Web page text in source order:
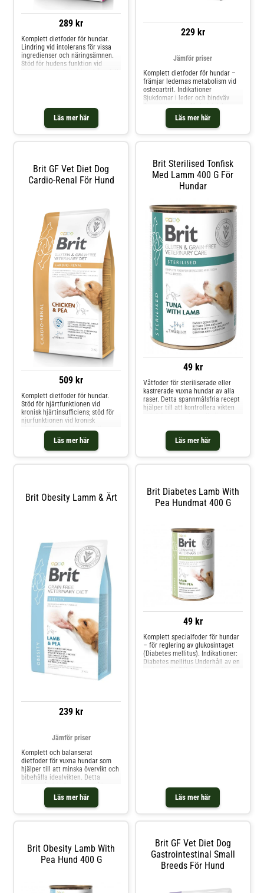
289 kr
Läs mer här
Komplett dietfoder för hundar.
Lindring vid intolerans för vissa
ingredienser och näringsämnen.
Stöd för hudens funktion vid
%), kokosol
229 kr
Läs mer här
Jämför priser
Komplett dietfoder för hundar –
främjar ledernas metabolism vid
osteoartrit. Indikationer
Sjukdomar i leder och bindväv
Genetiskt anlag för ledsjukdomar
Övervikt/fetma Postortopedisk
konvalescens Användning: INITIAL
UTFODRINGSPERIOD: Använd Brit
Brit GF Vet Diet Dog
Cardio-Renal För Hund
509 kr
Läs mer här
Komplett dietfoder för hundar.
Stöd för hjärtfunktionen vid
kronisk hjärtinsufficiens; stöd för
njurfunktionen vid kronisk
njurinsufficiens i tidigt stadium.
Sammansättning: Ärtor (36 %),
kycklingprotein (15 %),
kycklingfett (15 %), ägg (10 %),
Brit Sterilised Tonfisk
Med Lamm 400 G För
Hundar
49 kr
Läs mer här
Våtfoder för steriliserade eller
kastrerade vuxna hundar av alla
raser. Detta spannmålsfria recept
hjälper till att kontrollera vikten
lättsmält protein från tonfisk och
lamm samt funktionella
ingredienser som stödjer
Brit Obesity Lamm & Ärt
239 kr
Läs mer här
Jämför priser
Komplett och balanserat
dietfoder för vuxna hundar som
hjälper till att minska övervikt och
bibehålla idealvikten. Detta
spannmålsfria foder innehåller
lättsmält och fettsnålt protein
från lamm, hög fiberhalt, L-karnitin
och ledstödjande ämnen för att
Brit Diabetes Lamb With
Pea Hundmat 400 G
49 kr
Läs mer här
Komplett specialfoder för hundar
– för reglering av glukosintaget
(Diabetes mellitus). Indikationer:
Diabetes mellitus Underhåll av en
Brit Obesity Lamb With
Pea Hund 400 G
Brit GF Vet Diet Dog
Gastrointestinal Small
Breeds För Hund